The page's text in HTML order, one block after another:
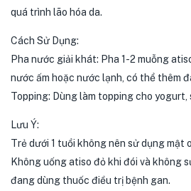
quá trình lão hóa da.
Cách Sử Dụng:
Pha nước giải khát: Pha 1-2 muỗng
nước ấm hoặc nước lạnh, có thể thêm
Topping: Dùng làm topping cho yogurt,
Lưu Ý:
Trẻ dưới 1 tuổi không nên sử dụng mật
Không uống atiso đỏ khi đói và không
đang dùng thuốc điều trị bệnh gan.